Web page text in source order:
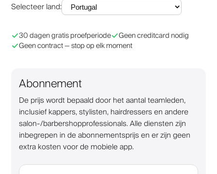
Selecteer land:
30 dagen gratis proefperiode
Geen creditcard nodig
Geen contract — stop op elk moment
Abonnement
De prijs wordt bepaald door het aantal teamleden,
inclusief kappers, stylisten, hairdressers en andere
salon-/barbershopprofessionals. Alle diensten zijn
inbegrepen in de abonnementsprijs en er zijn geen
extra kosten voor de mobiele app.